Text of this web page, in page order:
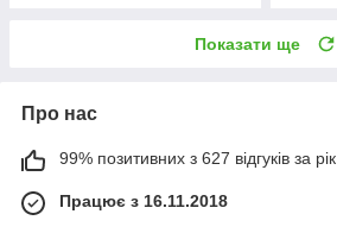
Показати ще
Про нас
99% позитивних з 627 відгуків за рік
Працює з 16.11.2018